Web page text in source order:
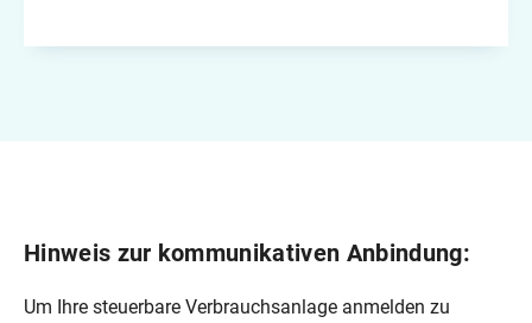
Hinweis zur kommunikativen Anbindung:
Um Ihre steuerbare Verbrauchsanlage anmelden zu